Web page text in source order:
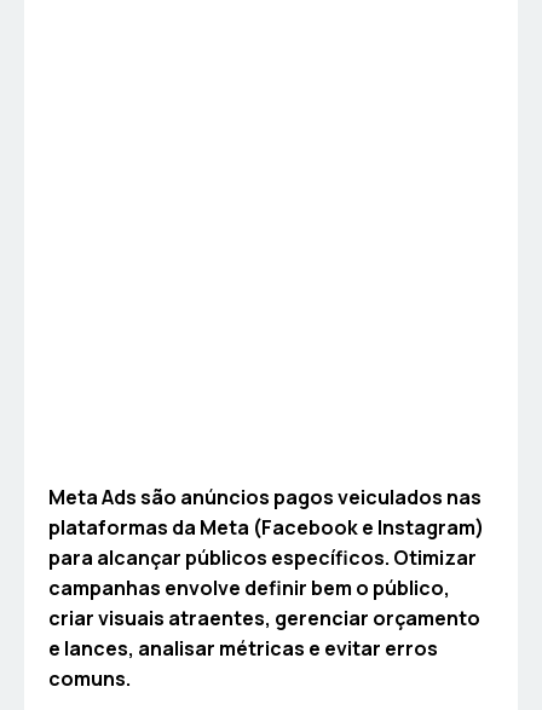
Meta Ads são anúncios pagos veiculados nas
plataformas da Meta (Facebook e Instagram)
para alcançar públicos específicos. Otimizar
campanhas envolve definir bem o público,
criar visuais atraentes, gerenciar orçamento
e lances, analisar métricas e evitar erros
comuns.